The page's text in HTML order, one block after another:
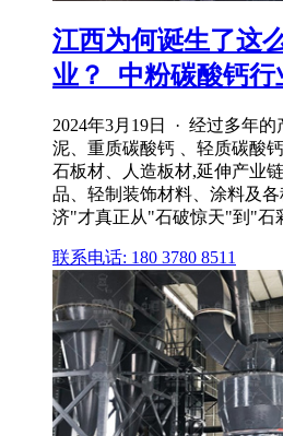
江西为何诞生了这
业？_中粉碳酸钙行
2024年3月19日 · 经过多年
泥、重质碳酸钙 、轻质碳酸
石板材、人造板材,延伸产业
品、轻制装饰材料、涂料及
济"才真正从"石破惊天"到"石
联系电话: 180 3780 8511